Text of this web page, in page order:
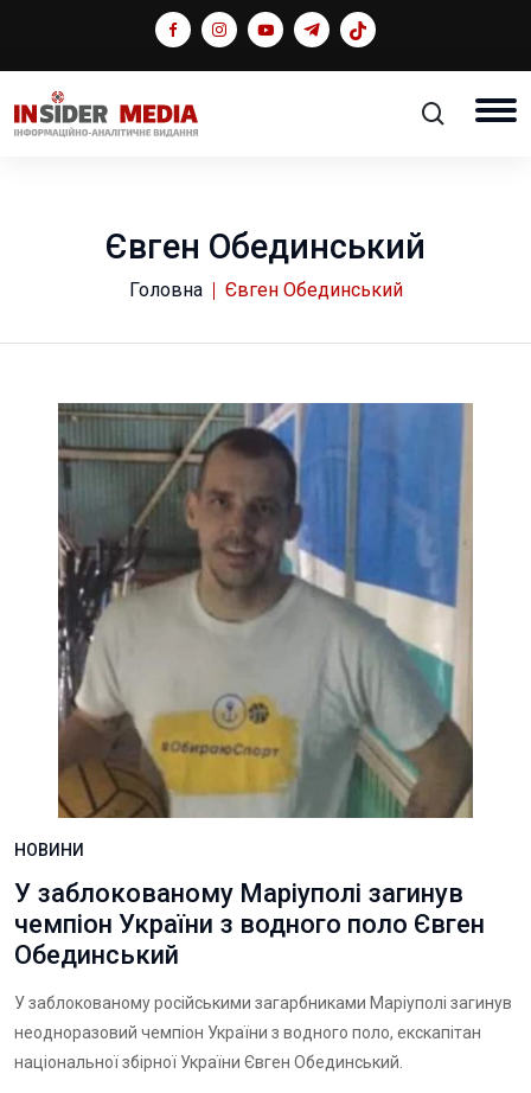
Євген Обединський
Головна Євген Обединський
НОВИНИ
У заблокованому Маріуполі загинув
чемпіон України з водного поло Євген
Обединський
У заблокованому російськими загарбниками Маріуполі загинув
неодноразовий чемпіон України з водного поло, екскапітан
національної збірної України Євген Обединський.